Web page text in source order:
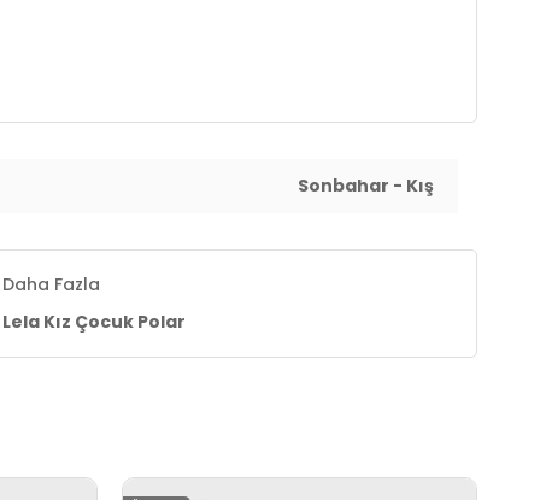
Sonbahar - Kış
Daha Fazla
Lela Kız Çocuk Polar